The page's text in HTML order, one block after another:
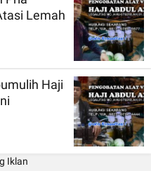
Lemah
Haji